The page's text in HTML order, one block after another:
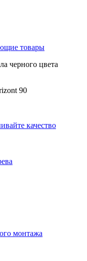
товары
черного цвета
90
монтажа